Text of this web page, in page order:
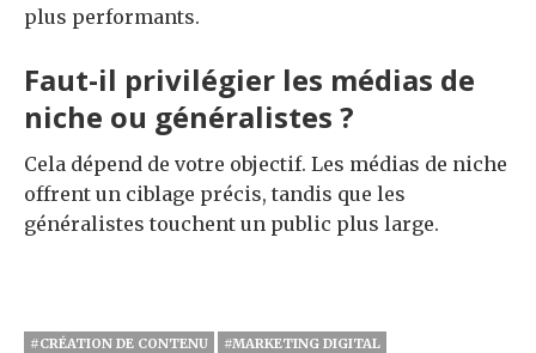
plus performants.
Faut-il privilégier les médias de
niche ou généralistes ?
Cela dépend de votre objectif. Les médias de niche
offrent un ciblage précis, tandis que les
généralistes touchent un public plus large.
#CRÉATION DE CONTENU #MARKETING DIGITAL